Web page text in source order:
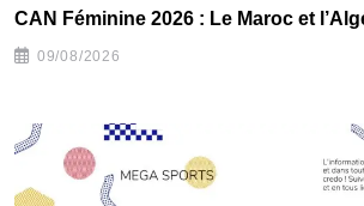
CAN Féminine 2026 : Le Maroc et
09/08/2026